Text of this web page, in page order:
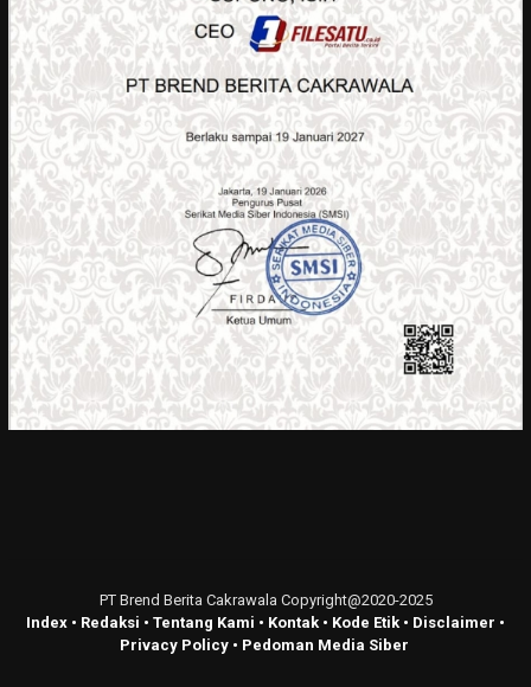
PT Brend Berita Cakrawala Copyright@2020-2025
Index • Redaksi • Tentang Kami • Kontak • Kode Etik • Disclaimer •
Privacy Policy• Pedoman Media Siber